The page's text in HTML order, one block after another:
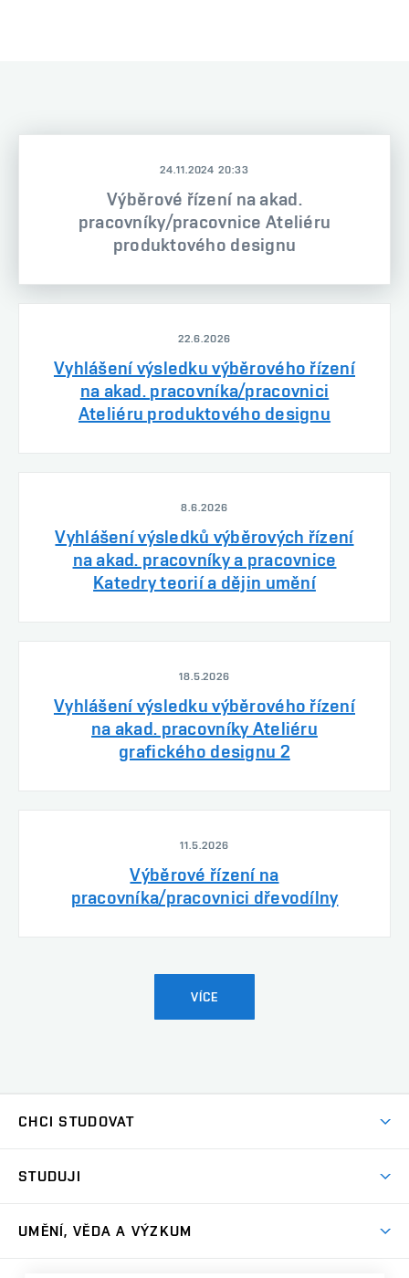
24.11.2024 20:33
Výběrové řízení na akad.
pracovníky/pracovnice Ateliéru
produktového designu
22.6.2026
Vyhlášení výsledku výběrového řízení
na akad. pracovníka/pracovnici
Ateliéru produktového designu
8.6.2026
Vyhlášení výsledků výběrových řízení
na akad. pracovníky a pracovnice
Katedry teorií a dějin umění
18.5.2026
Vyhlášení výsledku výběrového řízení
na akad. pracovníky Ateliéru
grafického designu 2
11.5.2026
Výběrové řízení na
pracovníka/pracovnici dřevodílny
VÍCE
CHCI STUDOVAT
Přijímačky
Dny otevřených dveří
STUDUJI
UMĚNÍ, VĚDA A VÝZKUM